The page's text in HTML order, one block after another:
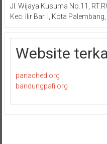
Jl. Wijaya Kusuma No.11,
Kec. Ilir Bar. I, Kota
Website
panached.org
bandungpafi.org